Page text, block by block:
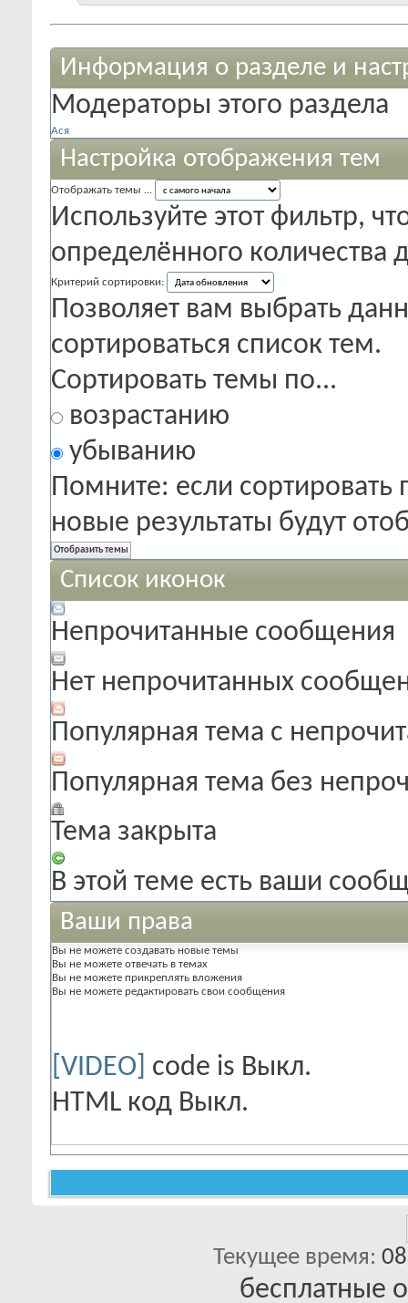
Информация о разделе и
Модераторы этого раздела
Ася
Настройка отображения тем
Отображать темы ...
Используйте этот фильтр,
определённого количества
Критерий сортировки:
Позволяет вам выбрать
сортироваться список тем.
Сортировать темы по...
возрастанию
убыванию
Помните: если
новые результаты будут
Список иконок
Непрочитанные сообщения
Нет непрочитанных
Популярная тема с
Популярная тема без
Тема закрыта
В этой теме есть ваши
Ваши права
Вы не можете создавать новые темы
Вы не можете отвечать в темах
Вы не можете прикреплять вложения
Вы не можете редактировать свои сообщения
[VIDEO] code is Выкл.
HTML код Выкл.
Текущее время:
бесплатные